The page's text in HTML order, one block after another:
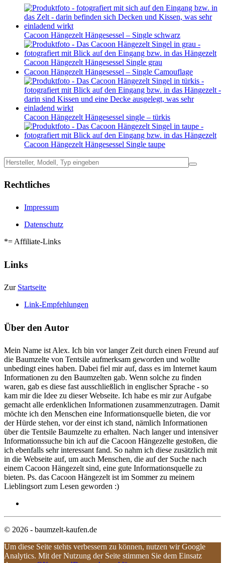
Cacoon Hängezelt Hängesessel – Single schwarz
Cacoon Hängezelt Hängesessel Single grau
Cacoon Hängezelt Hängesessel – Single Camouflage
Cacoon Hängezelt Hängesessel single – türkis
Cacoon Hängezelt Hängesessel Single taupe
Rechtliches
Impressum
Datenschutz
*= Affiliate-Links
Links
Zur Startseite
Link-Empfehlungen
Über den Autor
Mein Name ist Alex. Ich bin vor langer Zeit durch einen Freund auf
die Baumzelte von Tentsile aufmerksam geworden und wollte
unbedingt eines haben. Dabei fiel mir auf, dass es im Internet kaum
Informationen zu den Baumzelten gab. Wenn solche zu finden
waren, gab es diese fast ausschließlich in englischer Sprache - so
kam mir die Idee zu dieser Webseite. Ich habe es mir zur Aufgabe
gemacht alle erdenklichen Informationen zusammenzutragen. Damit
möchte ich den Menschen eine Informationsquelle bieten, die vor
der Hürde stehen, vor der einst ich stand, nämlich Informationen
über die Tentsile Baumzelte zu erhalten. Nach langer und intensiver
Informationssuche bin ich auf die Cacoon Hängezelte gestoßen, die
ich ebenfalls sehr interessant fand. So nahm ich diese zusätzlich mit
in die Webseite auf, um auch Menschen, die auf der Suche nach
einem Cacoon Hängezelt sind, eine gute Informationsquelle zu
bieten. Ps. das Cacoon Hängezelt ist im Sommer zu meinem
Lieblingsort zum Lesen geworden :)
© 2026 - baumzelt-kaufen.de
Um diese Seite stehts verbessern zu können, nutzen wir Google
Analytics. Mit der Nutzung der Seite stimmen Sie dem Einsatz